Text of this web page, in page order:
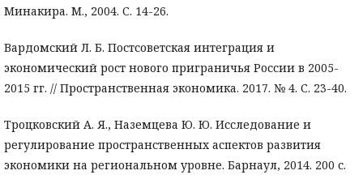
Минакира. М., 2004. С. 14-26.
Вардомский Л. Б. Постсоветская интеграция и
экономический рост нового приграничья России в 2005-
2015 гг. // Пространственная экономика. 2017. № 4. С. 23-40.
Троцковский А. Я., Наземцева Ю. Ю. Исследование и
регулирование пространственных аспектов развития
экономики на региональном уровне. Барнаул, 2014. 200 с.